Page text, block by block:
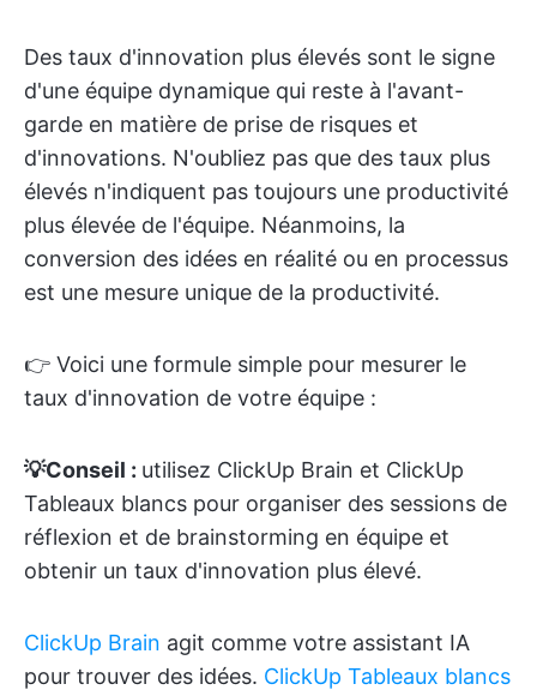
Des taux d'innovation plus élevés sont le signe
d'une équipe dynamique qui reste à l'avant-
garde en matière de prise de risques et
d'innovations. N'oubliez pas que des taux plus
élevés n'indiquent pas toujours une productivité
plus élevée de l'équipe. Néanmoins, la
conversion des idées en réalité ou en processus
est une mesure unique de la productivité.
👉 Voici une formule simple pour mesurer le
taux d'innovation de votre équipe :
💡Conseil : utilisez ClickUp Brain et ClickUp
Tableaux blancs pour organiser des sessions de
réflexion et de brainstorming en équipe et
obtenir un taux d'innovation plus élevé.
ClickUp Brain agit comme votre assistant IA
pour trouver des idées. ClickUp Tableaux blancs